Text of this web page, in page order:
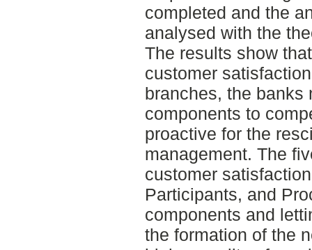
completed and the
analysed with the
The results show
customer
branches, the banks
components to
proactive for the
management. The
customer
Participants, and
components and
the formation of the